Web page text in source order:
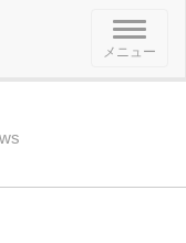
メ
ニ
ュ
メニュー